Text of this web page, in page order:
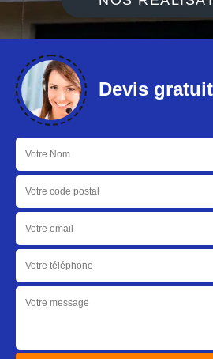
Devis gratuit